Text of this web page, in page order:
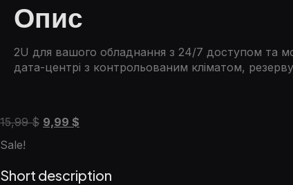
Опис
2U для вашого обладнання з 24/7 доступом та
дата-центрі з контрольованим кліматом,
15,99$ 9,99 $
Sale!
Short description